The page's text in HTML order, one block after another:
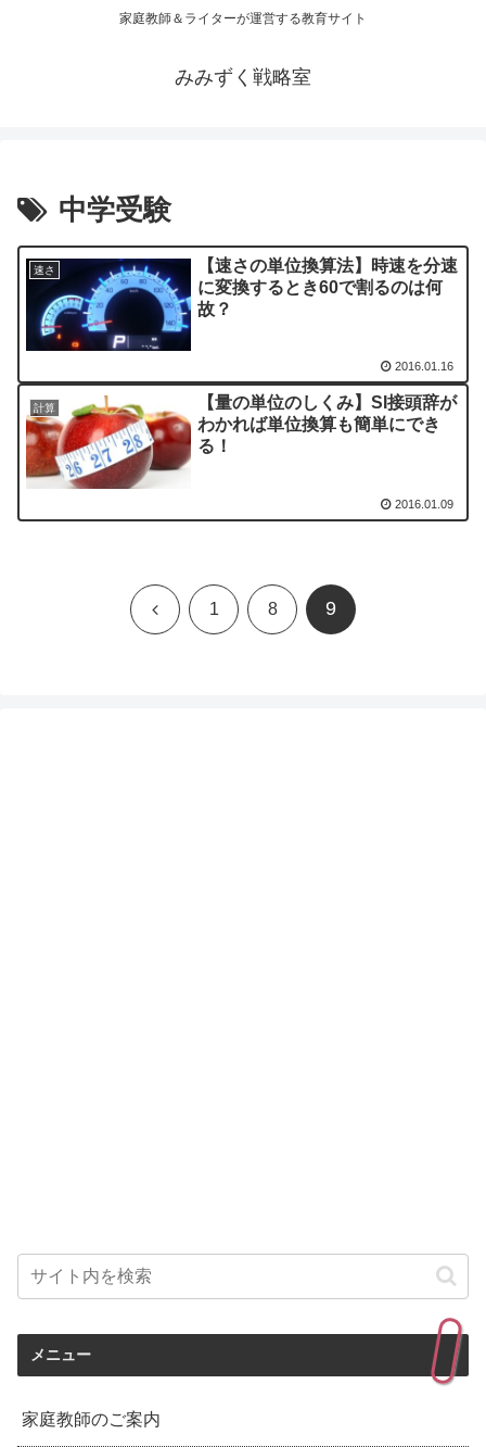
家庭教師＆ライターが運営する教育サイト
みみずく戦略室
中学受験
速さ
【速さの単位換算法】時速を分速
に変換するとき60で割るのは何
故？
2016.01.16
計算
【量の単位のしくみ】SI接頭辞が
わかれば単位換算も簡単にでき
る！
2016.01.09
前 1 8 9
メニュー
家庭教師のご案内